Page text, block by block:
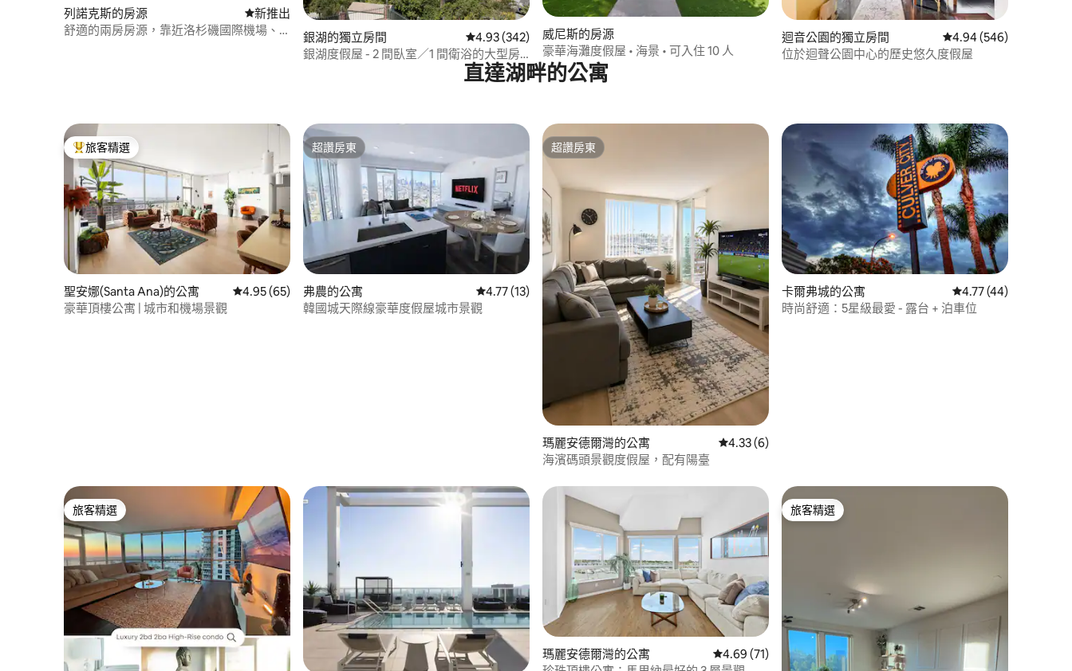
列諾克斯的房源 新住處
新推出
舒適的兩房房源，靠近洛杉磯國際機場、
銀湖的獨立房間 從 342 則評價中獲得 4.93 的平均評分（滿分 5 分）
4.93 (342)
銀湖度假屋 - 2 間臥室／1 間衛浴的大型房
威尼斯的房源
豪華海灘度假屋 • 海景 • 可入住 10 人
迴音公園的獨立房間 從 546 則評價中獲得
4.94 (546)
位於迴聲公園中心的歷史悠久度假屋
直達湖畔的公寓
旅客精選榜首
旅客精選
聖安娜(Santa Ana)的公寓 從 65 則評價中獲得 4.95 的平均評分（滿分 5 分）
4.95 (65)
豪華頂樓公寓 | 城市和機場景觀
超讚房東
超讚房東
弗農的公寓 從 13 則評價中獲得 4.77 的平均評分（滿分 5 分）
4.77 (13)
韓國城天際線豪華度假屋城市景觀
超讚房東
超讚房東
瑪麗安德爾灣的公寓 從 6 則評價中獲得 4.33 的平均評分（滿分 5 分）
4.33 (6)
海濱碼頭景觀度假屋，配有陽臺
卡爾弗城的公寓 從 44 則評價中獲得
4.77 (44)
時尚舒適：5星級最愛 - 露台 + 泊車位
旅客精選
旅客精選
瑪麗安德爾灣的公寓 從 71 則評價中獲得 4.69 的平均評分（滿分 5 分）
4.69 (71)
旅客精選
旅客精選